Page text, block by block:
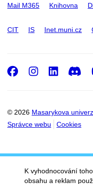
Mail M365 Knihovna
CIT IS Inet.muni.cz
© 2026 Masarykova
Správce webu
Cookies
Facebook
K vyhodnocování
obsahu a reklam